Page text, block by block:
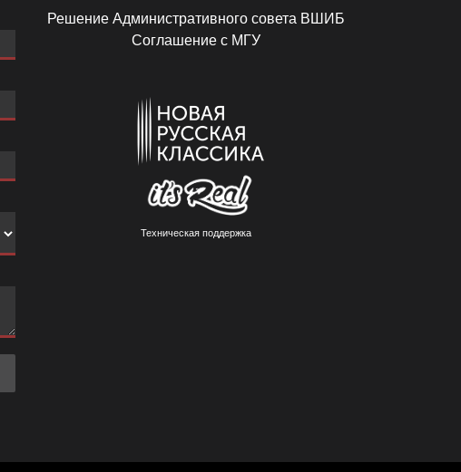
Решение Административного совета ВШИБ
Соглашение с МГУ
Техническая поддержка